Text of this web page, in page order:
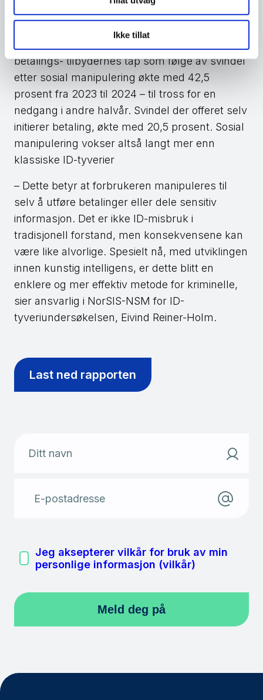
Ikke tillat
økende utfordring
betalings- tilbydernes tap som følge av svindel
etter sosial manipulering økte med 42,5
prosent fra 2023 til 2024 – til tross for en
nedgang i andre halvår. Svindel der offeret selv
initierer betaling, økte med 20,5 prosent. Sosial
manipulering vokser altså langt mer enn
klassiske ID-tyverier
– Dette betyr at forbrukeren manipuleres til
selv å utføre betalinger eller dele sensitiv
informasjon. Det er ikke ID-misbruk i
tradisjonell forstand, men konsekvensene kan
være like alvorlige. Spesielt nå, med utviklingen
innen kunstig intelligens, er dette blitt en
enklere og mer effektiv metode for kriminelle,
sier ansvarlig i NorSIS-NSM for ID-
tyveriundersøkelsen, Eivind Reiner-Holm.
Last ned rapporten
Ditt navn
E-postadresse
Jeg aksepterer vilkår for bruk av min
personlige informasjon (vilkår)